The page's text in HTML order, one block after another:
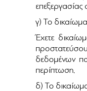
επεξεργασίας
γ) Το
Έχετε
δεδομένων
περίπτωση.
δ) Το